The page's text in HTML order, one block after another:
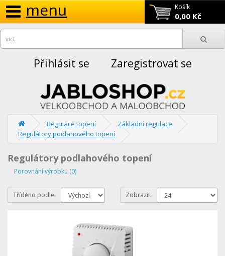
Košík
0,00 Kč
menu
Přihlásit se Zaregistrovat se
Regulace topení
Základní regulace
Regulátory podlahového topení
Regulátory podlahového topení
Porovnání výrobku (0)
Tříděno podle: Zobrazit: